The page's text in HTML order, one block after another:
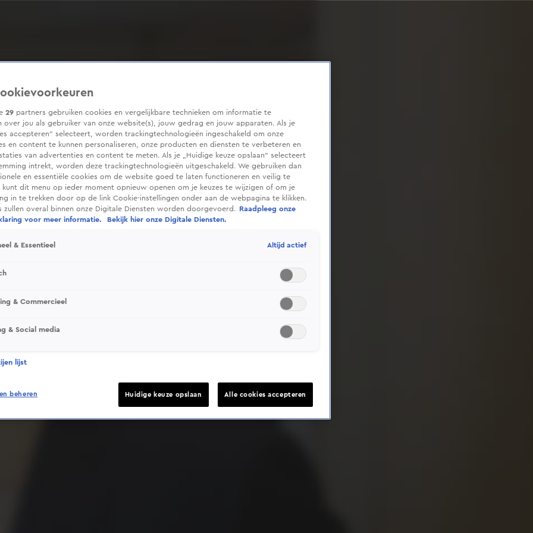
Deze video is niet beschikbaar op je huidige locatie
29 partners gebruiken cookies en vergelijkbare technieken om informatie te
over jou als gebruiker van onze website(s), jouw gedrag en jouw apparaten. Als je
accepteren” selecteert, worden trackingtechnologieën ingeschakeld om onze
en content te kunnen personaliseren, onze producten en diensten te verbeteren en
van advertenties en content te meten. Als je „Huidige keuze opslaan” selecteert
intrekt, worden deze trackingtechnologieën uitgeschakeld. We gebruiken dan
en essentiële cookies om de website goed te laten functioneren en veilig te
kunt dit menu op ieder moment opnieuw openen om je keuzes te wijzigen of om je
in te trekken door op de link Cookie-instellingen onder aan de webpagina te klikken.
zullen overal binnen onze Digitale Diensten worden doorgevoerd.
Raadpleeg onze
voor meer informatie.
Bekijk hier onze Digitale Diensten.
& Essentieel Altijd actief
& Commercieel
& Social media
lijst
beheren Huidige keuze opslaan Alle cookies accepteren